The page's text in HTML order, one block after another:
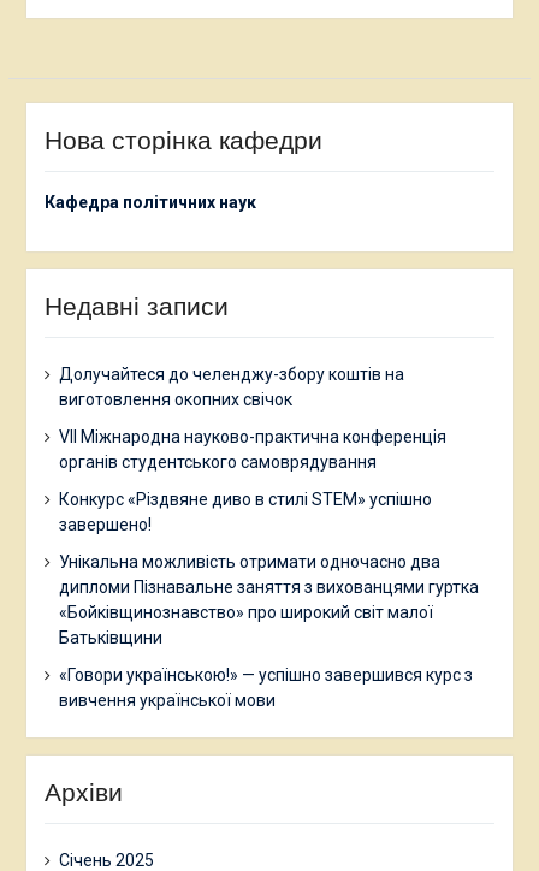
Нова сторінка кафедри
Кафедра політичних наук
Недавні записи
Долучайтеся до челенджу-збору коштів на
виготовлення окопних свічок
VII Міжнародна науково-практична конференція
органів студентського самоврядування
Конкурс «Різдвяне диво в стилі STEM» успішно
завершено!
Унікальна можливість отримати одночасно два
дипломи Пізнавальне заняття з вихованцями гуртка
«Бойківщинознавство» про широкий світ малої
Батьківщини
«Говори українською!» — успішно завершився курс з
вивчення української мови
Архіви
Січень 2025